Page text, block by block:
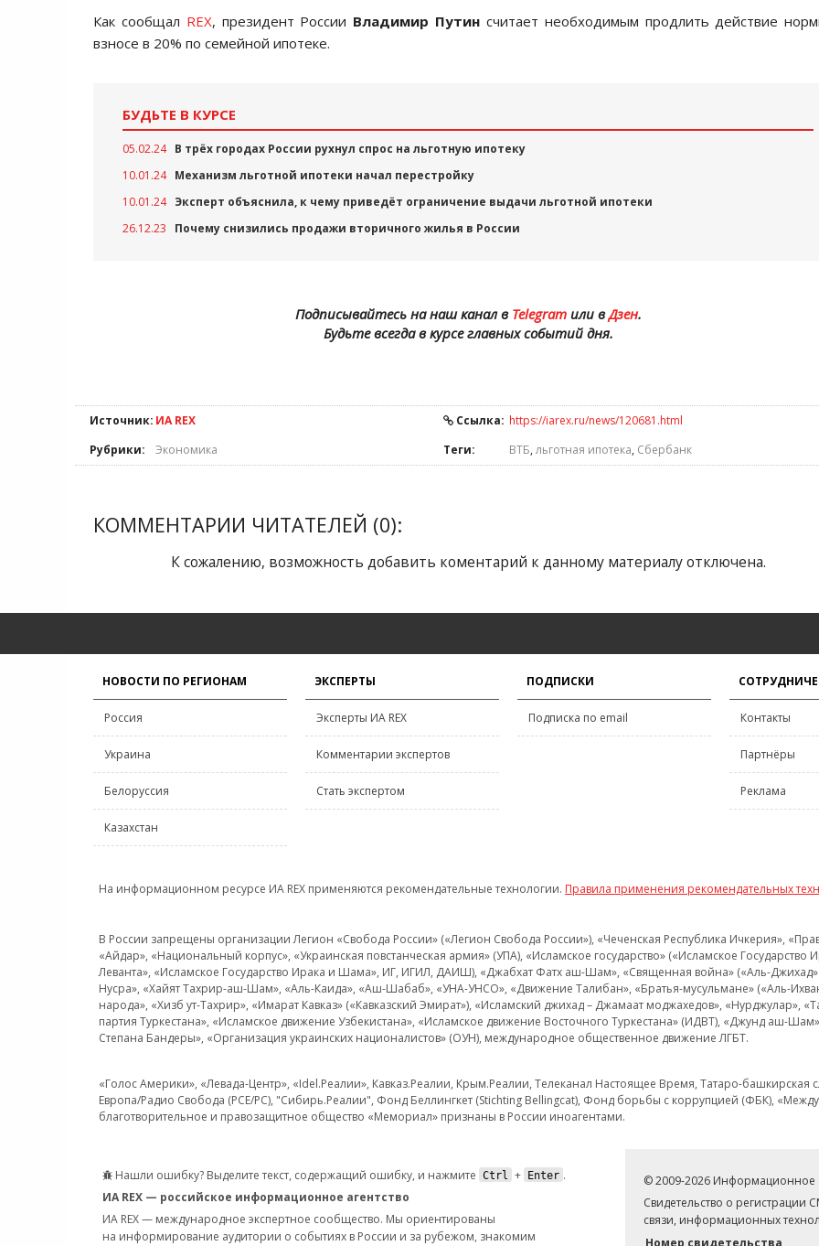
Как сообщал REX, президент России Владимир Путин считает необходимым продлить действие
взносе в 20% по семейной ипотеке.
БУДЬТЕ В КУРСЕ
05.02.24 В трёх городах России рухнул спрос на льготную ипотеку
10.01.24 Механизм льготной ипотеки начал перестройку
10.01.24 Эксперт объяснила, к чему приведёт ограничение выдачи льготной ипотеки
26.12.23
Почему снизились продажи вторичного жилья в России
Подписывайтесь на наш канал в Telegramили вДзен.
Будьте всегда в курсе главных событий дня.
Источник: ИА REX Ссылка: https://iarex.ru/news/120681.html
Рубрики:
Экономика Теги: ВТБ, льготная ипотека, Сбербанк
КОММЕНТАРИИ ЧИТАТЕЛЕЙ (0):
К сожалению, возможность добавить коментарий к данному материалу отключена.
НОВОСТИ ПО РЕГИОНАМ
Россия
Украина
Белоруссия
Казахстан
ЭКСПЕРТЫ
Эксперты ИА REX
Комментарии экспертов
Стать экспертом
ПОДПИСКИ
Подписка по email Контакты
Партнёры
Реклама
На информационном ресурсе ИА REX применяются рекомендательные технологии. Правила применения рекомендательных
В России запрещены организации Легион «Свобода России» («Легион Свобода России»), «Чеченская Республика Ичкерия»,
«Айдар», «Национальный корпус», «Украинская повстанческая армия» (УПА), «Исламское государство» («Исламское
Леванта», «Исламское Государство Ирака и Шама», ИГ, ИГИЛ, ДАИШ), «Джабхат Фатх аш-Шам», «Священная война» («Аль-Джихад»
Нусра», «Хайят Тахрир-аш-Шам», «Аль-Каида», «Аш-Шабаб», «УНА-УНСО», «Движение Талибан», «Братья-мусульмане» («Аль-
народа», «Хизб ут-Тахрир», «Имарат Кавказ» («Кавказский Эмират»), «Исламский джихад – Джамаат моджахедов», «Нурджулар»,
партия Туркестана», «Исламское движение Узбекистана», «Исламское движение Восточного Туркестана» (ИДВТ), «Джунд аш-
Степана Бандеры», «Организация украинских националистов» (ОУН), международное общественное движение ЛГБТ.
«Голос Америки», «Левада-Центр», «Idel.Реалии», Кавказ.Реалии, Крым.Реалии, Телеканал Настоящее Время, Татаро-
Европа/Радио Свобода (PCE/PC), "Сибирь.Реалии", Фонд Беллингкет (Stichting Bellingcat), Фонд борьбы с коррупцией (ФБК),
благотворительное и правозащитное общество «Мемориал» признаны в России иноагентами.
Нашли ошибку? Выделите текст, содержащий ошибку, и нажмите Ctrl + Enter .
ИА REX — российское информационное агентство
ИА REX — международное экспертное сообщество. Мы ориентированы
на информирование аудитории о событиях в России и за рубежом, знакомим
© 2009-2026 Информационное
Свидетельство о
связи, информационных
Номер свидетельства